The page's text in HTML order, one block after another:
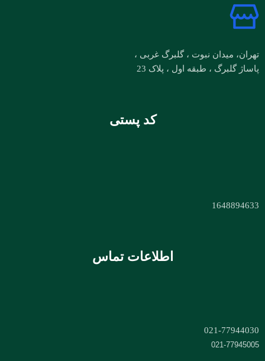
تهران، میدان نبوت ، گلبرگ غربی ،
پاساژ گلبرگ ، طبقه اول ، پلاک 23
کد پستی
1648894633
اطلاعات تماس
021-77944030
021-77945005